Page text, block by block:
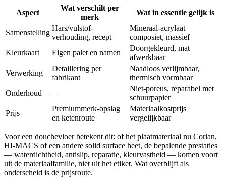
Aspect
Wat verschilt per
merk
Wat in essentie gelijk is
Samenstelling
Hars/vulstof-
verhouding, recept
Mineraal-acrylaat
composiet, massief
Kleurkaart
Eigen palet en namen
Doorgekleurd, mat
afwerkbaar
Verwerking
Detaillering per
fabrikant
Naadloos verlijmbaar,
thermisch vormbaar
Onderhoud
—
Niet-poreus, reparabel met
schuurpapier
Prijs
Premiummerk-opslag
en ketenroute
Materiaalkostprijs
vergelijkbaar
Voor een douchevloer betekent dit: of het plaatmateriaal nu Corian,
HI-MACS of een andere solid surface heet, de bepalende prestaties
— waterdichtheid, antislip, reparatie, kleurvastheid — komen voort
uit de materiaalfamilie, niet uit het etiket. Wat overblijft als
onderscheid is de prijsroute.